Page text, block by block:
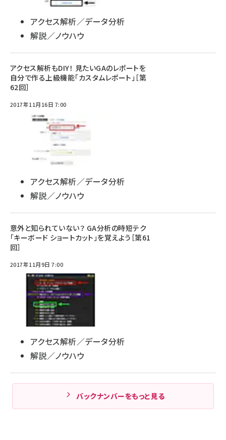
アクセス解析／データ分析
解説／ノウハウ
アクセス解析もDIY！ 見たいGAのレポートを
自分で作る上級機能「カスタムレポート」［第
62回］
2017年11月16日 7:00
アクセス解析／データ分析
解説／ノウハウ
意外と知られていない？ GA分析の時短テク
「キーボード ショートカット」を覚えよう［第61
回］
2017年11月9日 7:00
アクセス解析／データ分析
解説／ノウハウ
バックナンバーをもっと見る